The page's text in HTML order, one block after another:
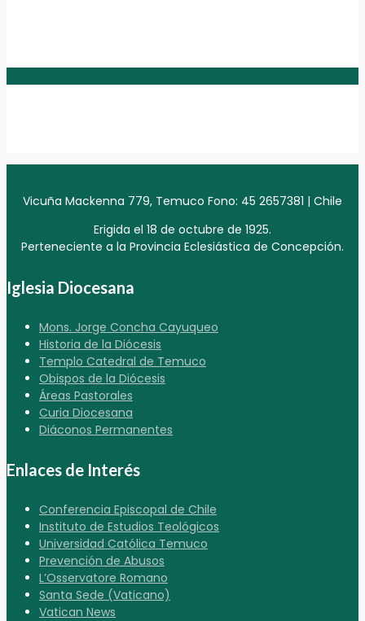
Vicuña Mackenna 779, Temuco Fono: 45 2657381 | Chile
Erigida el 18 de octubre de 1925.
Perteneciente a la Provincia Eclesiástica de Concepción.
Iglesia Diocesana
Mons. Jorge Concha Cayuqueo
Historia de la Diócesis
Templo Catedral de Temuco
Obispos de la Diócesis
Áreas Pastorales
Curia Diocesana
Diáconos Permanentes
Enlaces de Interés
Conferencia Episcopal de Chile
Instituto de Estudios Teológicos
Universidad Católica Temuco
Prevención de Abusos
L’Osservatore Romano
Santa Sede (Vaticano)
Vatican News